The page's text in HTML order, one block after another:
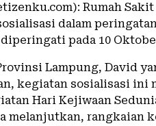
Rumah
dalam
pada 10
Lampung, David
kegiatan sosialisasi ini
Hari Kejiwaan
melanjutkan, rangkaian